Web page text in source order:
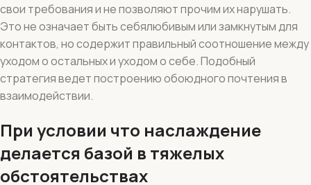
свои требования и не позволяют прочим их нарушать.
Это не означает быть себялюбивым или замкнутым для
контактов, но содержит правильный соотношение между
уходом о остальных и уходом о себе. Подобный
стратегия ведет построению обоюдного почтения в
взаимодействии.
При условии что наслаждение
делается базой в тяжелых
обстоятельствах